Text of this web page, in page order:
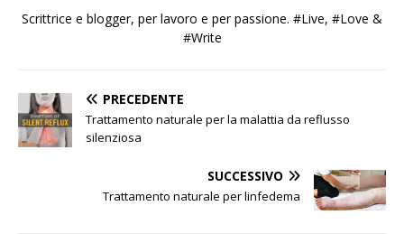
Scrittrice e blogger, per lavoro e per passione. #Live, #Love &
#Write
PRECEDENTE
Trattamento naturale per la malattia da reflusso
silenziosa
SUCCESSIVO
Trattamento naturale per linfedema